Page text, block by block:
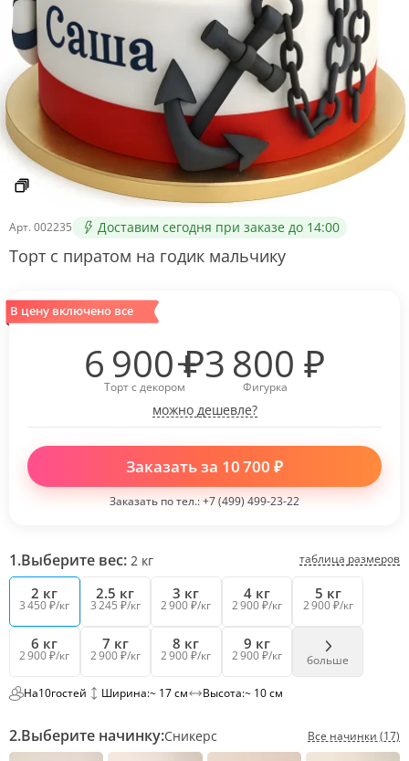
Арт. 002235 Доставим сегодня при заказе до 14:00
Торт с пиратом на годик мальчику
1.Выберите вес: 2 кг таблица размеров
2 кг
3 450 ₽/кг
2.5 кг
3 245 ₽/кг
3 кг
2 900 ₽/кг
4 кг
2 900 ₽/кг
5 кг
2 900 ₽/кг
6 кг
2 900 ₽/кг
7 кг
2 900 ₽/кг
8 кг
2 900 ₽/кг
9 кг
2 900 ₽/кг больше
На10гостей Ширина:~ 17 см Высота:~ 10 см
2.Выберите начинку:Сникерс Все начинки (17)
В цену включено все
Торт с декором
6 900 ₽ Фигурка
3 800 ₽
можно дешевле?
Заказать за 10 700 ₽
Заказать по тел.:+7 (499) 499-23-22